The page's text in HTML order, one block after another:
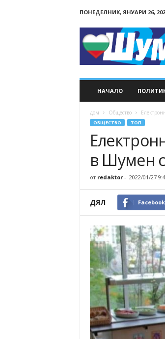
ПОНЕДЕЛНИК, ЯНУАРИ 26,
НАЧАЛО
дом Общество
ОБЩЕСТВО ТОП
в Шумен
от redaktor- 2022/01/27
ДЯЛ Facebook